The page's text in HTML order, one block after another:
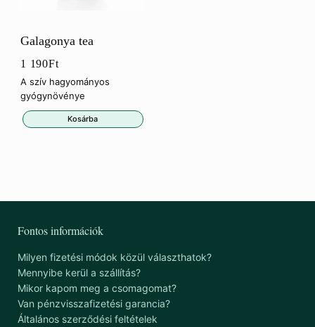
Galagonya tea
1 190Ft
A szív hagyományos
gyógynövénye
Kosárba
Fontos információk
Milyen fizetési módok közül választhatok?
Mennyibe kerül a szállítás?
Mikor kapom meg a csomagomat?
Van pénzvisszafizetési garancia?
Általános szerződési feltételek